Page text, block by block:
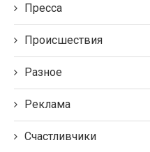
Пресса
Происшествия
Разное
Реклама
Счастливчики